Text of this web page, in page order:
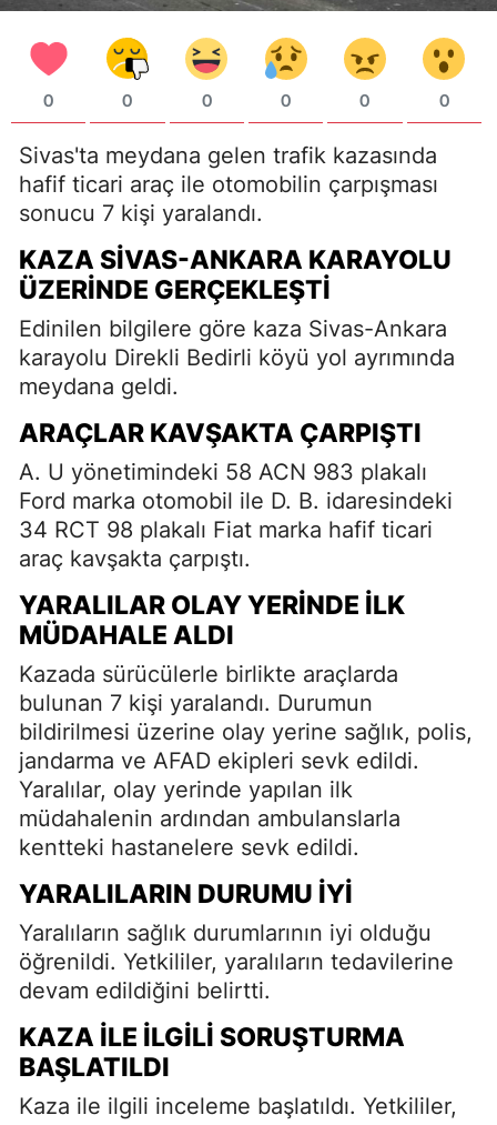
0 0 0 0 0 0
Sivas'ta meydana gelen trafik kazasında
hafif ticari araç ile otomobilin çarpışması
sonucu 7 kişi yaralandı.
KAZA SIVAS-ANKARA KARAYOLU
ÜZERINDE GERÇEKLEŞTI
Edinilen bilgilere göre kaza Sivas-Ankara
karayolu Direkli Bedirli köyü yol ayrımında
meydana geldi.
ARAÇLAR KAVŞAKTA ÇARPIŞTI
A. U yönetimindeki 58 ACN 983 plakalı
Ford marka otomobil ile D. B. idaresindeki
34 RCT 98 plakalı Fiat marka hafif ticari
araç kavşakta çarpıştı.
YARALILAR OLAY YERINDE İLK
MÜDAHALE ALDI
Kazada sürücülerle birlikte araçlarda
bulunan 7 kişi yaralandı. Durumun
bildirilmesi üzerine olay yerine sağlık, polis,
jandarma ve AFAD ekipleri sevk edildi.
Yaralılar, olay yerinde yapılan ilk
müdahalenin ardından ambulanslarla
kentteki hastanelere sevk edildi.
YARALILARIN DURUMU İYI
Yaralıların sağlık durumlarının iyi olduğu
öğrenildi. Yetkililer, yaralıların tedavilerine
devam edildiğini belirtti.
KAZA İLE İLGILI SORUŞTURMA
BAŞLATILDI
Kaza ile ilgili inceleme başlatıldı. Yetkililer,